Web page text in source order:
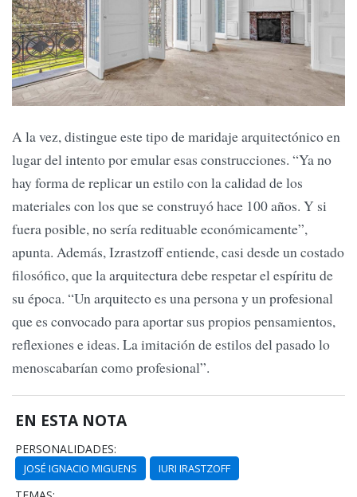
A la vez, distingue este tipo de maridaje arquitectónico en
lugar del intento por emular esas construcciones. “Ya no
hay forma de replicar un estilo con la calidad de los
materiales con los que se construyó hace 100 años. Y si
fuera posible, no sería redituable económicamente”,
apunta. Además, Izrastzoff entiende, casi desde un costado
filosófico, que la arquitectura debe respetar el espíritu de
su época. “Un arquitecto es una persona y un profesional
que es convocado para aportar sus propios pensamientos,
reflexiones e ideas. La imitación de estilos del pasado lo
menoscabarían como profesional”.
EN ESTA NOTA
PERSONALIDADES:
JOSÉ IGNACIO MIGUENS IURI IRASTZOFF